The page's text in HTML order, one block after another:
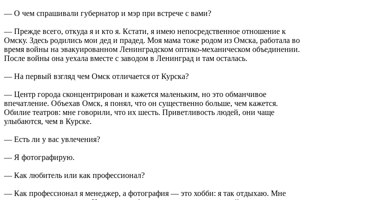
— О чем спрашивали губернатор и мэр при встрече с вами?
— Прежде всего, откуда я и кто я. Кстати, я имею непосредственное отношение к
Омску. Здесь родились мои дед и прадед. Моя мама тоже родом из Омска, работала во
время войны на эвакуированном Ленинградском оптико-механическом объединении.
После войны она уехала вместе с заводом в Ленинград и там осталась.
— На первый взгляд чем Омск отличается от Курска?
— Центр города сконцентрирован и кажется маленьким, но это обманчивое
впечатление. Объехав Омск, я понял, что он существенно больше, чем кажется.
Обилие театров: мне говорили, что их шесть. Приветливость людей, они чаще
улыбаются, чем в Курске.
— Есть ли у вас увлечения?
— Я фотографирую.
— Как любитель или как профессионал?
— Как профессионал я менеджер, а фотография — это хобби: я так отдыхаю. Мне